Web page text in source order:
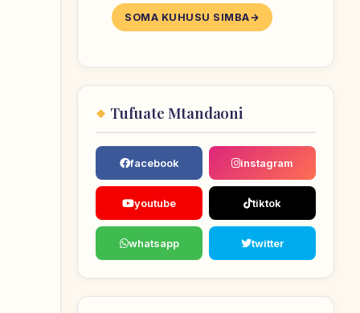
SOMA KUHUSU SIMBA
Tufuate Mtandaoni
facebook instagram
youtube tiktok
whatsapp twitter